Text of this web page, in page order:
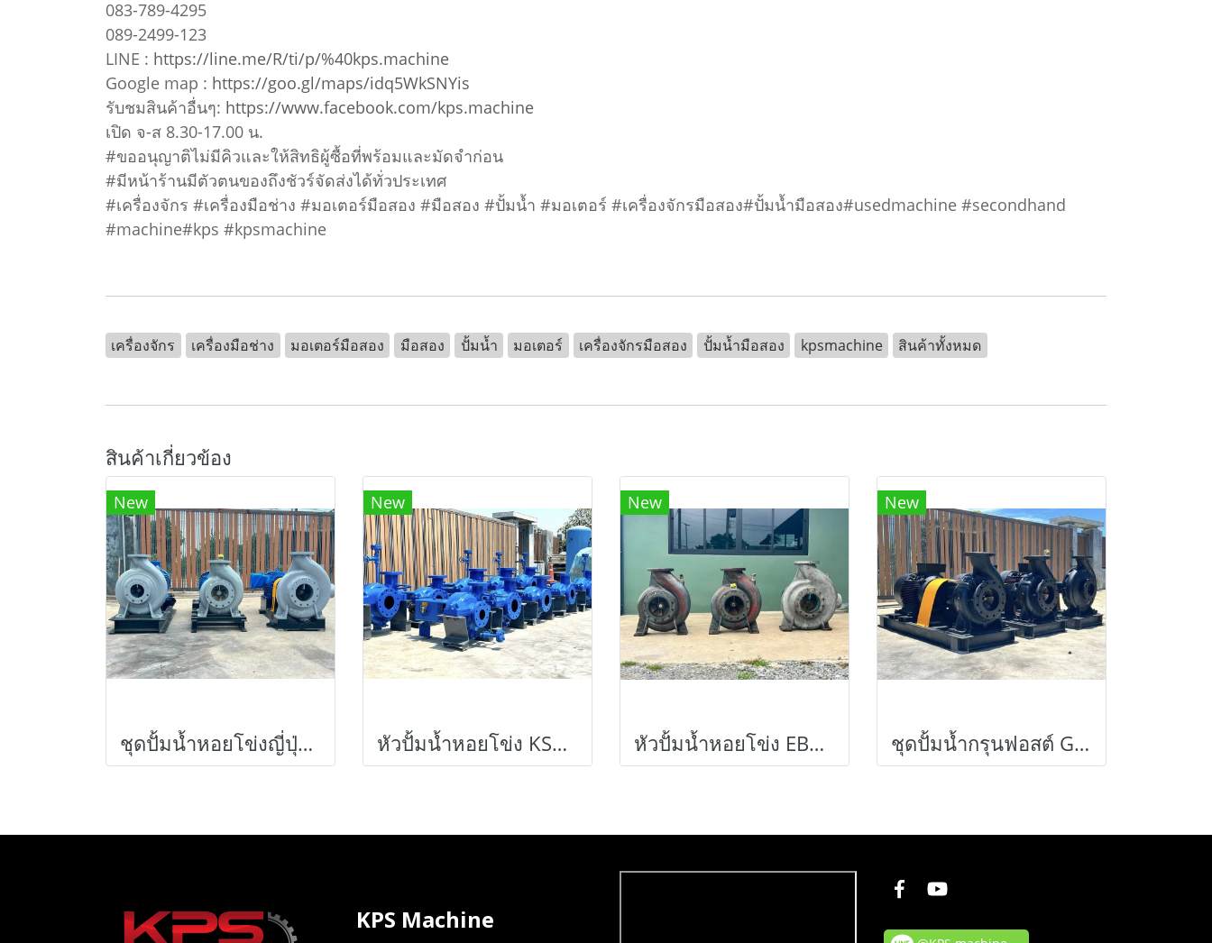
083-789-4295
089-2499-123
LINE : https://line.me/R/ti/p/%40kps.machine
Google map : https://goo.gl/maps/idq5WkSNYis
รับชมสินค้าอื่นๆ: https://www.facebook.com/kps.machine
เปิด จ-ส 8.30-17.00 น.
#ขออนุญาติไม่มีคิวและให้สิทธิผู้ซื้อที่พร้อมและมัดจำก่อน
#มีหน้าร้านมีตัวตนของถึงชัวร์จัดส่งได้ทั่วประเทศ
#เครื่องจักร #เครื่องมือช่าง #มอเตอร์มือสอง #มือสอง #ปั้มน้ำ #มอเตอร์ #เครื่องจักรมือสอง#ปั้มน้ำมือสอง#usedmachine #secondhand
#machine#kps #kpsmachine
เครื่องจักร เครื่องมือช่าง มอเตอร์มือสอง มือสอง ปั้มน้ำ มอเตอร์ เครื่องจักรมือสอง ปั้มน้ำมือสอง kpsmachine สินค้าทั้งหมด
สินค้าเกี่ยวข้อง
New
ชุดปั้มน้ำหอยโข่งญี่ปุ่น EBARA JAPAN ใบพัดทองเหลือง 380V เข้ามา 3 ชุด
New
หัวปั้มน้ำหอยโข่ง KSB PUMP GERMANYเข้ามาใหม่หลายตัว
New
หัวปั้มน้ำหอยโข่ง EBARA JAPAN ใบพัดทองเหลือง ขนาด 8~6” เข้ามา 3 ตัว (ใช้กับ 60~75 HP)
New
ชุดปั้มน้ำกรุนฟอสต์ GRUNDFOS ใบพัดทองเหลือง / ขนาดท่อ 8”~ 6” / มอเตอร์ 60 HP 380V
KPS Machine